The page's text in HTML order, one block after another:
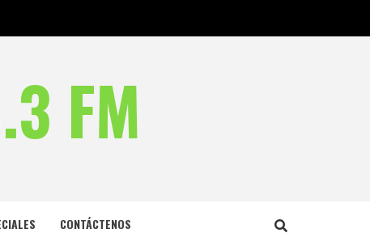
FM
CONTÁCTENOS